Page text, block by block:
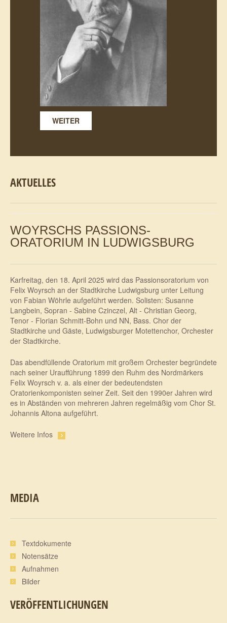
WEITER
AKTUELLES
WOYRSCHS PASSIONS-
ORATORIUM IN LUDWIGSBURG
Karfreitag, den 18. April 2025 wird das Passionsoratorium von
Felix Woyrsch an der Stadtkirche Ludwigsburg unter Leitung
von Fabian Wöhrle aufgeführt werden. Solisten: Susanne
Langbein, Sopran - Sabine Czinczel, Alt - Christian Georg,
Tenor - Florian Schmitt-Bohn und NN, Bass. Chor der
Stadtkirche und Gäste, Ludwigsburger Motettenchor, Orchester
der Stadtkirche.
Das abendfüllende Oratorium mit großem Orchester begründete
nach seiner Uraufführung 1899 den Ruhm des Nordmärkers
Felix Woyrsch v. a. als einer der bedeutendsten
Oratorienkomponisten seiner Zeit. Seit den 1990er Jahren wird
es in Abständen von mehreren Jahren regelmäßig vom Chor St.
Johannis Altona aufgeführt.
Weitere Infos
MEDIA
Textdokumente
Notensätze
Aufnahmen
Bilder
VERÖFFENTLICHUNGEN